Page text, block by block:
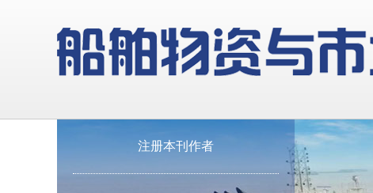
注册本刊作者